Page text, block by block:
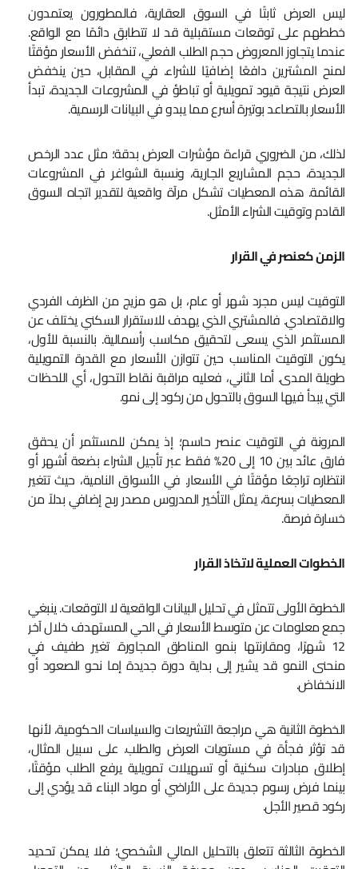
ليس العرض ثابتًا في السوق العقارية، فالمطورون يعتمدون
خططهم على توقعات مستقبلية قد لا تتطابق دائمًا مع الواقع.
عندما يتجاوز المعروض حجم الطلب الفعلي، تنخفض الأسعار مؤقتًا
لمنح المشترين دافعًا إضافيًا للشراء. في المقابل، حين ينخفض
العرض نتيجة قيود تمويلية أو تباطؤ في المشروعات الجديدة، تبدأ
الأسعار بالتصاعد بوتيرة أسرع مما يبدو في البيانات الرسمية.
لذلك، من الضروري قراءة مؤشرات العرض بدقة؛ مثل عدد الرخص
الجديدة، حجم المشاريع الجارية، ونسبة الشواغر في المشروعات
القائمة. هذه المعطيات تشكل مرآة واقعية لتقدير اتجاه السوق
القادم وتوقيت الشراء الأمثل.
الزمن كعنصر في القرار
التوقيت ليس مجرد شهر أو عام، بل هو مزيج من الظرف الفردي
والاقتصادي. فالمشتري الذي يهدف للاستقرار السكني يختلف عن
المستثمر الذي يسعى لتحقيق مكاسب رأسمالية. بالنسبة للأول،
يكون التوقيت المناسب حين تتوازن الأسعار مع القدرة التمويلية
طويلة المدى. أما الثاني، فعليه مراقبة نقاط التحول، أي اللحظات
التي يبدأ فيها السوق بالتحول من ركود إلى نمو.
المرونة في التوقيت عنصر حاسم؛ إذ يمكن للمستثمر أن يحقق
فارق عائد بين 10 إلى 20% فقط عبر تأجيل الشراء بضعة أشهر أو
انتظاره تراجعًا مؤقتًا في الأسعار. في الأسواق النامية، حيث تتغير
المعطيات بسرعة، يمثل التأخير المدروس مصدر ربح إضافي بدلاً من
خسارة فرصة.
الخطوات العملية لاتخاذ القرار
الخطوة الأولى تتمثل في تحليل البيانات الواقعية لا التوقعات. ينبغي
جمع معلومات عن متوسط الأسعار في الحي المستهدف خلال آخر
12 شهرًا، ومقارنتها بنمو المناطق المجاورة. تغير طفيف في
منحنى النمو قد يشير إلى بداية دورة جديدة إما نحو الصعود أو
الانخفاض.
الخطوة الثانية هي مراجعة التشريعات والسياسات الحكومية، لأنها
قد تؤثر فجأة في مستويات العرض والطلب. على سبيل المثال،
إطلاق مبادرات سكنية أو تسهيلات تمويلية يرفع الطلب مؤقتًا،
بينما فرض رسوم جديدة على الأراضي أو مواد البناء قد يؤدي إلى
ركود قصير الأجل.
الخطوة الثالثة تتعلق بالتحليل المالي الشخصي؛ فلا يمكن تحديد